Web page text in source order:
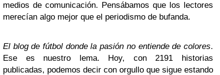
medios de comunicación. Pensábamos que los lectores
merecían algo mejor que el periodismo de bufanda.
El blog de fútbol donde la pasión no entiende de colores.
Ese es nuestro lema. Hoy, con 2191 historias
publicadas, podemos decir con orgullo que sigue estando